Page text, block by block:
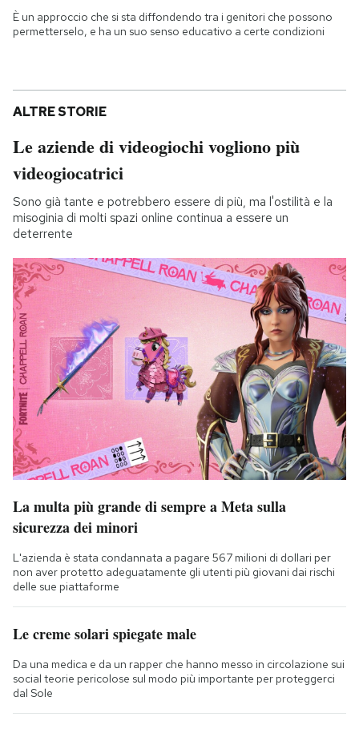
È un approccio che si sta diffondendo tra i genitori che possono
permetterselo, e ha un suo senso educativo a certe condizioni
ALTRE STORIE
Le aziende di videogiochi vogliono più
videogiocatrici
Sono già tante e potrebbero essere di più, ma l'ostilità e la
misoginia di molti spazi online continua a essere un
deterrente
La multa più grande di sempre a Meta sulla
sicurezza dei minori
L'azienda è stata condannata a pagare 567 milioni di dollari per
non aver protetto adeguatamente gli utenti più giovani dai rischi
delle sue piattaforme
Le creme solari spiegate male
Da una medica e da un rapper che hanno messo in circolazione sui
social teorie pericolose sul modo più importante per proteggerci
dal Sole